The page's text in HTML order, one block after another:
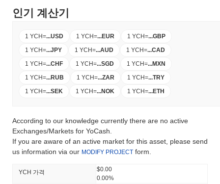
인기 계산기
1 YCH=...USD 1 YCH=...EUR 1 YCH=...GBP
1 YCH=...JPY 1 YCH=...AUD 1 YCH=...CAD
1 YCH=...CHF 1 YCH=...SGD 1 YCH=...MXN
1 YCH=...RUB 1 YCH=...ZAR 1 YCH=...TRY
1 YCH=...SEK 1 YCH=...NOK 1 YCH=...ETH
According to our knowledge currently there are no active
Exchanges/Markets for YoCash.
If you are aware of an active market for this asset, please send
us information via our MODIFY PROJECT form.
YCH 가격
$0.00
0.00%